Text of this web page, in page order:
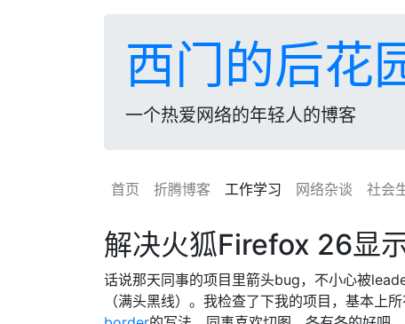
西门的后花
一个热爱网络的年轻人的博客
首页 折腾博客 工作学习 网络杂谈 社会
解决火狐Firefox 26显
话说那天同事的项目里箭头bug，不小心被
（满头黑线）。我检查了下我的项目，基本上